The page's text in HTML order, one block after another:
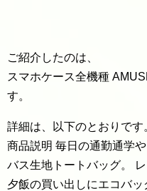
ご紹介したのは、
スマホケース全機種
す。
詳細は、以下のとおりです
商品説明 毎日の通勤通学
バス生地トートバッグ。
夕飯の買い出しにエコバ